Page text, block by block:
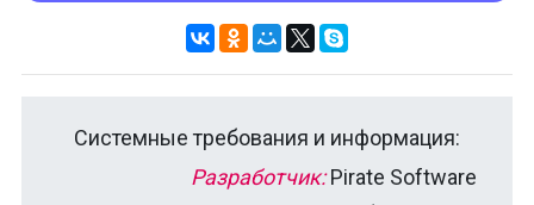
Системные требования и информация:
Разработчик:Pirate Software